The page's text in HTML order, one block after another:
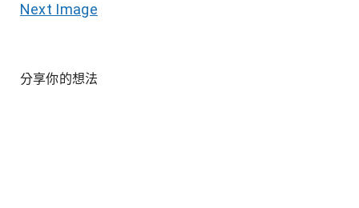
Next Image
分享你的想法